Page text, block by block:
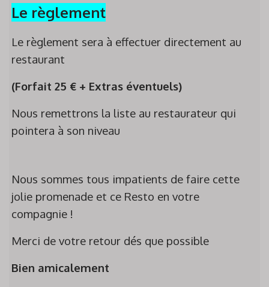
Le règlement
Le règlement sera à effectuer directement au
restaurant
(Forfait 25 € + Extras éventuels)
Nous remettrons la liste au restaurateur qui
pointera à son niveau
Nous sommes tous impatients de faire cette
jolie promenade et ce Resto en votre
compagnie !
Merci de votre retour dés que possible
Bien amicalement